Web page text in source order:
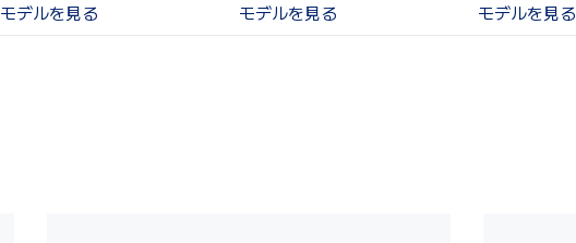
モデルを見る
モデルを見る モデルを見る